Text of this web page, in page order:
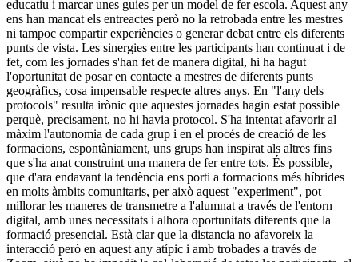
educatiu i marcar unes guies per un model de fer escola. Aquest any
ens han mancat els entreactes però no la retrobada entre les mestres
ni tampoc compartir experiències o generar debat entre els diferents
punts de vista. Les sinergies entre les participants han continuat i de
fet, com les jornades s'han fet de manera digital, hi ha hagut
l'oportunitat de posar en contacte a mestres de diferents punts
geogràfics, cosa impensable respecte altres anys. En "l'any dels
protocols" resulta irònic que aquestes jornades hagin estat possible
perquè, precisament, no hi havia protocol. S'ha intentat afavorir al
màxim l'autonomia de cada grup i en el procés de creació de les
formacions, espontàniament, uns grups han inspirat als altres fins
que s'ha anat construint una manera de fer entre tots. És possible,
que d'ara endavant la tendència ens porti a formacions més híbrides
en molts àmbits comunitaris, per això aquest "experiment", pot
millorar les maneres de transmetre a l'alumnat a través de l'entorn
digital, amb unes necessitats i alhora oportunitats diferents que la
formació presencial. Està clar que la distancia no afavoreix la
interacció però en aquest any atípic i amb trobades a través de